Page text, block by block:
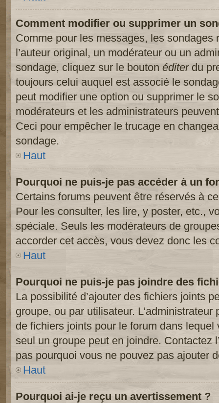
Comment modifier ou supprimer un
Comme pour les messages, les sondages
l’auteur original, un modérateur ou un
sondage, cliquez sur le bouton éditerdu
toujours celui auquel est associé le
peut modifier une option ou supprimer le
modérateurs et les administrateurs
Ceci pour empêcher le trucage en
sondage.
Haut
Pourquoi ne puis-je pas accéder à un
Certains forums peuvent être réservés à
Pour les consulter, les lire, y poster, etc.,
spéciale. Seuls les modérateurs de
accorder cet accès, vous devez donc les
Haut
Pourquoi ne puis-je pas joindre des
La possibilité d’ajouter des fichiers joints
groupe, ou par utilisateur. L’administrateur
de fichiers joints pour le forum dans
seul un groupe peut en joindre. Contactez
pas pourquoi vous ne pouvez pas ajouter
Haut
Pourquoi ai-je reçu un avertissement ?